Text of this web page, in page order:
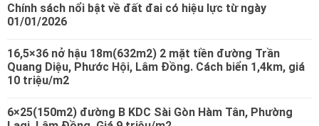
Chính sách nổi bật về đất đai có hiệu lực từ ngày
01/01/2026
16,5×36 nở hậu 18m(632m2) 2 mặt tiền đường Trần
Quang Diệu, Phước Hội, Lâm Đồng. Cách biển 1,4km, giá
10 triệu/m2
6×25(150m2) đường B KDC Sài Gòn Hàm Tân, Phường